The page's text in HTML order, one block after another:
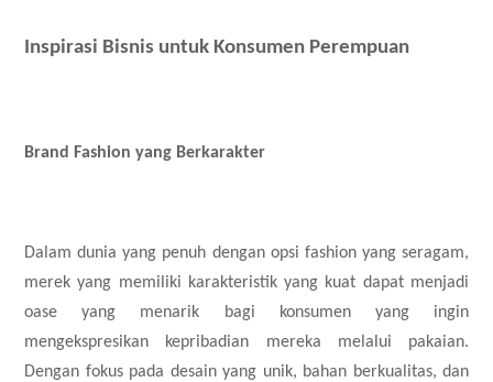
Inspirasi Bisnis untuk Konsumen Perempuan
Brand Fashion yang Berkarakter
Dalam dunia yang penuh dengan opsi fashion yang seragam,
merek yang memiliki karakteristik yang kuat dapat menjadi
oase yang menarik bagi konsumen yang ingin
mengekspresikan kepribadian mereka melalui pakaian.
Dengan fokus pada desain yang unik, bahan berkualitas, dan